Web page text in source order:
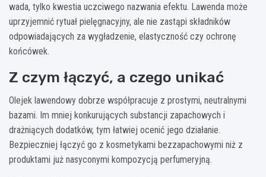
wada, tylko kwestia uczciwego nazwania efektu. Lawenda może
uprzyjemnić rytuał pielęgnacyjny, ale nie zastąpi składników
odpowiadających za wygładzenie, elastyczność czy ochronę
końcówek.
Z czym łączyć, a czego unikać
Olejek lawendowy dobrze współpracuje z prostymi, neutralnymi
bazami. Im mniej konkurujących substancji zapachowych i
drażniących dodatków, tym łatwiej ocenić jego działanie.
Bezpieczniej łączyć go z kosmetykami bezzapachowymi niż z
produktami już nasyconymi kompozycją perfumeryjną.